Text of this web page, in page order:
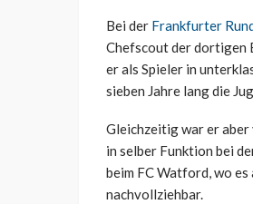
Bei der Frankfurter
Chefscout der dortigen
er als Spieler in
sieben Jahre lang die
Gleichzeitig war er
in selber Funktion bei
beim FC Watford, wo
nachvollziehbar.